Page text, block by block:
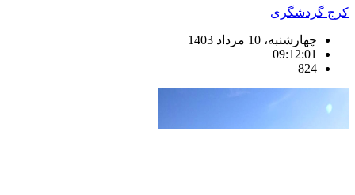
کرج گردشگری
چهارشنبه، 10 مرداد 1403
09:12:01
824